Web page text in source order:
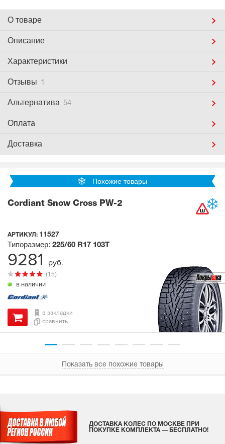
О товаре
Описание
Характеристики
Отзывы 1
Альтернатива 54
Оплата
Доставка
Похожие товары
Cordiant Snow Cross PW-2
АРТИКУЛ: 11527
в наличии
(15)
Типоразмер: 225/60 R17 103T
в закладки
сравнить
9281 руб.
Показать все похожие товары
ДОСТАВКА КОЛЕС ПО МОСКВЕ ПРИ
ПОКУПКЕ КОМПЛЕКТА — БЕСПЛАТНО!